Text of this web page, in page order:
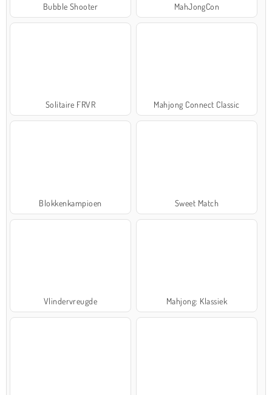
Bubble Shooter MahJongCon
Solitaire FRVR Mahjong Connect Classic
Blokkenkampioen Sweet Match
Vlindervreugde Mahjong: Klassiek